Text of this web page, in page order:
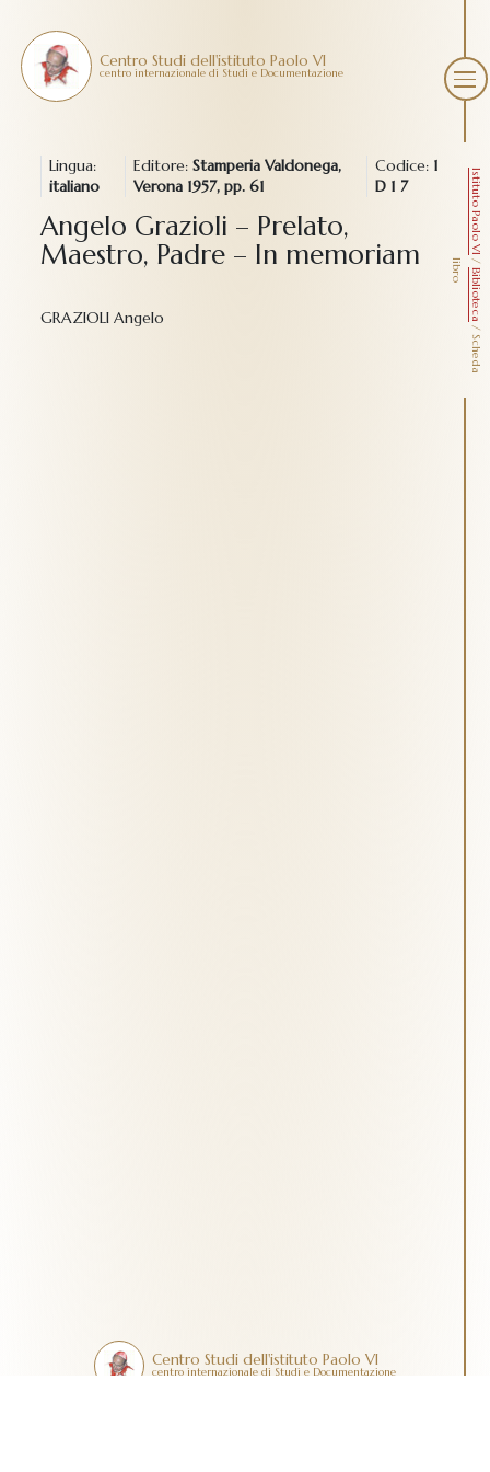
Centro Studi dell'istituto Paolo VI
centro internazionale di Studi e Documentazione
Istituto Paolo VI
/
Biblioteca
/
S
c
h
e
d
a
l
i
b
r
o
Lingua:
italiano
Editore: Stamperia Valdonega,
Verona 1957, pp. 61
Codice: 1
D 1 7
Angelo Grazioli – Prelato,
Maestro, Padre – In memoriam
GRAZIOLI Angelo
Centro Studi dell'istituto Paolo VI
centro internazionale di Studi e Documentazione